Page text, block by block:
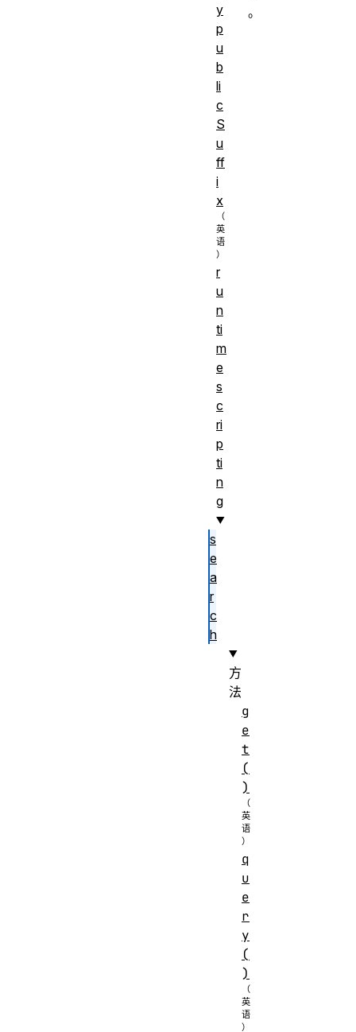
。
y
p
u
b
li
c
S
u
ff
i
x
r
u
n
ti
m
e
s
c
ri
p
ti
n
g
s
e
a
r
c
h
方
法
g
e
t
(
)
q
u
e
r
y
(
)